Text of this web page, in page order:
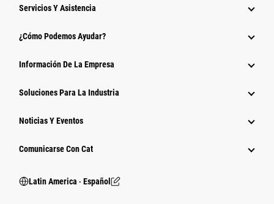
Servicios Y Asistencia
¿Cómo Podemos Ayudar?
Información De La Empresa
Soluciones Para La Industria
Noticias Y Eventos
Comunicarse Con Cat
Latin America ‧ Español